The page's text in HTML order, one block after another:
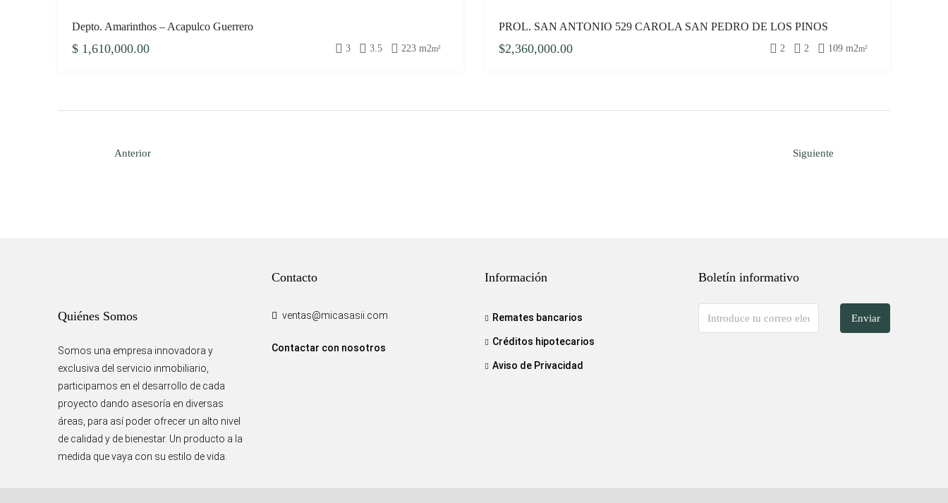
Depto. Amarinthos – Acapulco Guerrero
$ 1,610,000.00 3 3.5 223 m2m²
PROL. SAN ANTONIO 529 CAROLA SAN PEDRO DE LOS PINOS
$2,360,000.00 2 2 109 m2m²
Anterior Siguiente
Quiénes Somos
Somos una empresa innovadora y
exclusiva del servicio inmobiliario,
participamos en el desarrollo de cada
proyecto dando asesoría en diversas
áreas, para así poder ofrecer un alto nivel
de calidad y de bienestar. Un producto a la
medida que vaya con su estilo de vida.
Contacto
ventas@micasasii.com
Contactar con nosotros
Información
Remates bancarios
Créditos hipotecarios
Aviso de Privacidad
Boletín informativo
Enviar